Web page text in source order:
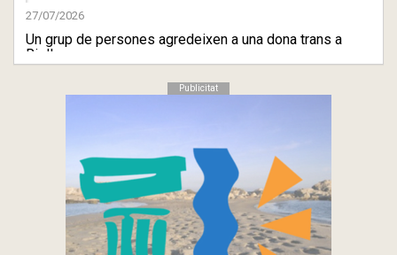
27/07/2026
Un grup de persones agredeixen a una dona trans a
Riells
Publicitat